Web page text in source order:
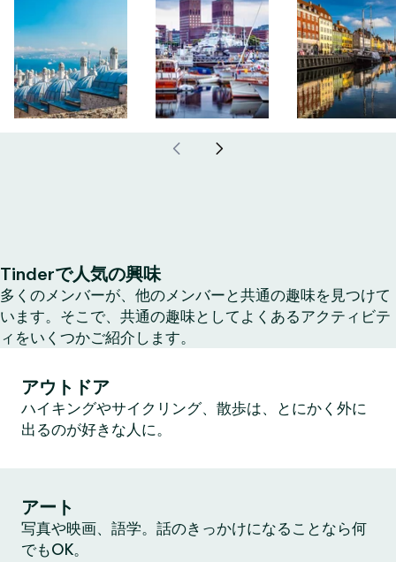
Tinderで人気の興味
多くのメンバーが、他のメンバーと共通の趣味を見つけて
います。そこで、共通の趣味としてよくあるアクティビテ
ィをいくつかご紹介します。
アウトドア
ハイキングやサイクリング、散歩は、とにかく外に
出るのが好きな人に。
アート
写真や映画、語学。話のきっかけになることなら何
でもOK。